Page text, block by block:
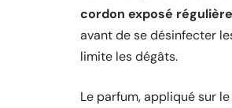
cordon exposé
avant de se désinfecter
limite les dégâts.
Le parfum, appliqué sur